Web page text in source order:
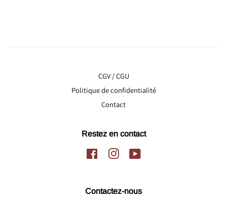
CGV / CGU
Politique de confidentialité
Contact
Restez en contact
FacebookInstagram
Contactez-nous